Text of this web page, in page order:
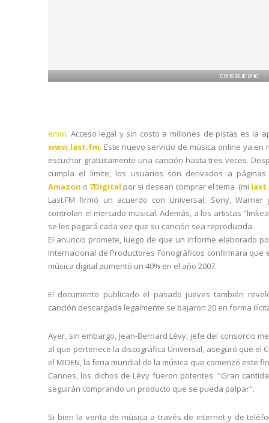
emol. Acceso legal y sin costo a millones de pistas es la
www.last.fm. Este nuevo servicio de música online ya en
escuchar gratuitamente una canción hasta tres veces.
cumpla el límite, los usuarios son derivados a
Amazon o 7Digital por si desean comprar el tema. (mi
Last.FM firmó un acuerdo con Universal, Sony, Warner
controlan el mercado musical. Además, a los artistas
se les pagará cada vez que su canción sea reproducida.
El anuncio promete, luego de que un informe elaborado
Internacional de Productores Fonográficos confirmara que
música digital aumentó un 40% en el año 2007.
El documento publicado el pasado jueves también
canción descargada legalmente se bajaron 20 en forma
Ayer, sin embargo, Jean-Bernard Lévy, jefe del consorcio
al que pertenece la discográfica Universal, aseguró que el
el MIDEN, la feria mundial de la música que comenzó este
Cannes, los dichos de Lévy fueron potentes: "Gran
seguirán comprando un producto que se pueda palpar".
Si bien la venta de música a través de internet y de